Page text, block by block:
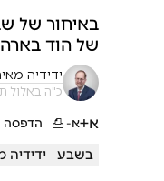
באיחור של
של הוד
ידידיה
כ"ה באלול תשפ"ה,
א+א- הדפסה
בשבע ידידיה